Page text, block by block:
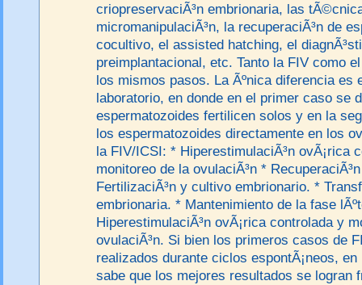
criopreservaciÃ³n embrionaria, las
micromanipulaciÃ³n, la recuperaciÃ³n de
cocultivo, el assisted hatching, el
preimplantacional, etc. Tanto la FIV como
los mismos pasos. La Ãºnica diferencia es
laboratorio, en donde en el primer caso se
espermatozoides fertilicen solos y en la
los espermatozoides directamente en los
la FIV/ICSI: * HiperestimulaciÃ³n ovÃ¡rica
monitoreo de la ovulaciÃ³n *
FertilizaciÃ³n y cultivo embrionario. *
embrionaria. * Mantenimiento de la fase
HiperestimulaciÃ³n ovÃ¡rica controlada y
ovulaciÃ³n. Si bien los primeros casos de
realizados durante ciclos espontÃ¡neos,
sabe que los mejores resultados se logran